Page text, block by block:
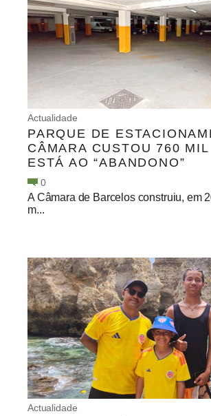
Actualidade
PARQUE DE
CÂMARA CUSTOU 760
ESTÁ AO “ABANDONO”
0
A Câmara de Barcelos construiu, em
m...
Actualidade